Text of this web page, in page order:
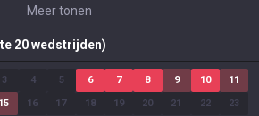
Meer tonen
20 wedstrijden)
3 4 5 6 7 8 9 10 11
15 16 17 18 19 20 21 22 23